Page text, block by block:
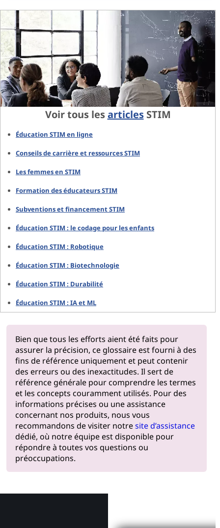
Voir tous lesarticlesSTIM
Éducation STIM en ligne
Conseils de carrière et ressources STIM
Les femmes en STIM
Formation des éducateurs STIM
Subventions et financement STIM
Éducation STIM : le codage pour les enfants
Éducation STIM : Robotique
Éducation STIM : Biotechnologie
Éducation STIM : Durabilité
Éducation STIM : IA et ML
Bien que tous les efforts aient été faits pour
assurer la précision, ce glossaire est fourni à des
fins de référence uniquement et peut contenir
des erreurs ou des inexactitudes. Il sert de
référence générale pour comprendre les termes
et les concepts couramment utilisés. Pour des
informations précises ou une assistance
concernant nos produits, nous vous
recommandons de visiter notresite d’assistance
dédié, où notre équipe est disponible pour
répondre à toutes vos questions ou
préoccupations.